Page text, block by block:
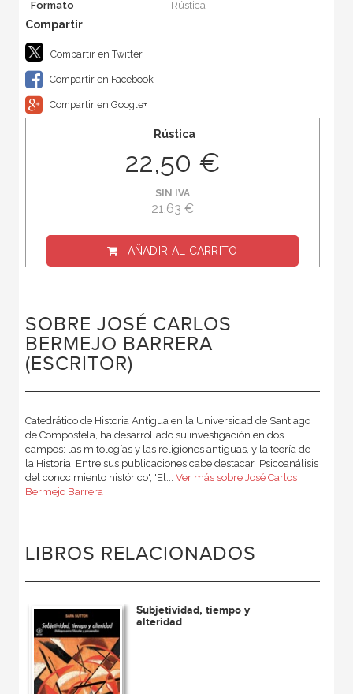
Formato
Rústica
Compartir en Twitter
Compartir en Facebook
Compartir en Google+
Rústica
22,50 €
SIN IVA
21,63 €
AÑADIR AL CARRITO
SOBRE JOSÉ CARLOS
BERMEJO BARRERA
(ESCRITOR)
Catedrático de Historia Antigua en la Universidad de Santiago
de Compostela, ha desarrollado su investigación en dos
campos: las mitologías y las religiones antiguas, y la teoría de
la Historia. Entre sus publicaciones cabe destacar 'Psicoanálisis
del conocimiento histórico', 'El... Ver más sobre José Carlos
Bermejo Barrera
LIBROS RELACIONADOS
Subjetividad, tiempo y
alteridad